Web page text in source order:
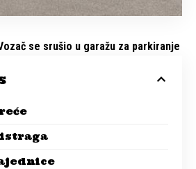
se srušio u garažu za parkiranje